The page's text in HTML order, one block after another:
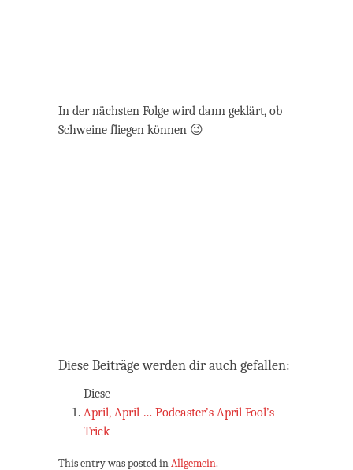
In der nächsten Folge wird dann geklärt, ob
Schweine fliegen können 😉
Diese Beiträge werden dir auch gefallen:
Diese
April, April … Podcaster’s April Fool’s
Trick
This entry was posted in Allgemein.